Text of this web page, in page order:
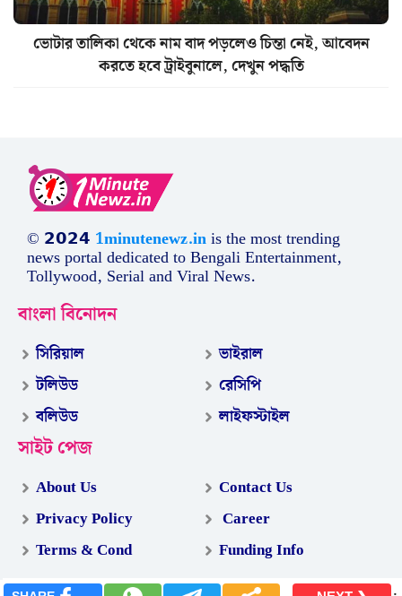
ভোটার তালিকা থেকে নাম বাদ পড়লেও চিন্তা নেই, আবেদন
করতে হবে ট্রাইবুনালে, দেখুন পদ্ধতি
© 𝟮𝟬𝟮𝟰 1minutenewz.inis the most trending
news portal dedicated to Bengali Entertainment,
Tollywood, Serial and Viral News.
বাংলা বিনোদন
সিরিয়াল
টলিউড
বলিউড
ভাইরাল
রেসিপি
লাইফস্টাইল
সাইট পেজ
About Us
Privacy Policy
Terms & Cond
Contact Us
Career
Funding Info
.